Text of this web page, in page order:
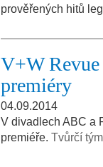
prověřených hitů
V+W
premiéry
04.09.2014
V divadlech ABC a
premiéře. Tvůrčí